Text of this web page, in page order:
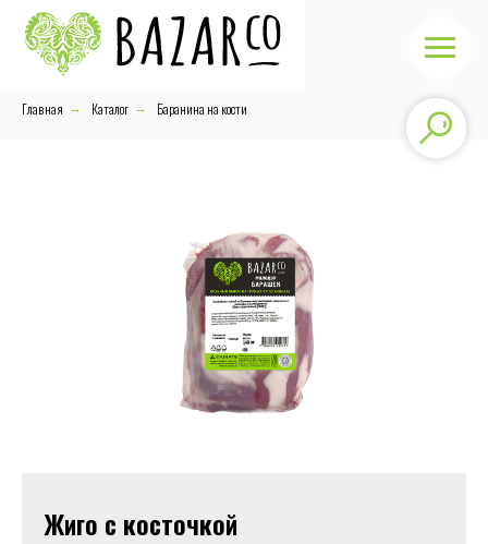
Главная → Каталог → Баранина на кости
Жиго с косточкой